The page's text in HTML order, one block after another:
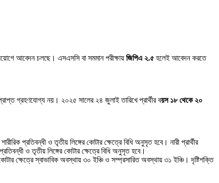
আবেদন চলছে। এসএসসি বা সমমান পরীক্ষায় জিপিএ ২.৫ হলেই আবেদন করতে
গ্রহণযোগ্য নয়। ২০২৫ সালের ২৪ জুলাই তারিখে প্রার্থীর বয়স ১৮ থেকে ২০
প্রতিবন্ধী ও তৃতীয় লিঙ্গের কোটার ক্ষেত্রে বিধি অনুসৃত হবে। নারী প্রার্থীর
ও তৃতীয় লিঙ্গের কোটার ক্ষেত্রে বিধি অনুসৃত হবে।
ক্ষেত্রে স্বাভাবিক অবস্থায় ৩০ ইঞ্চি ও সম্প্রসারিত অবস্থায় ৩১ ইঞ্চি। দৃষ্টিশক্তি